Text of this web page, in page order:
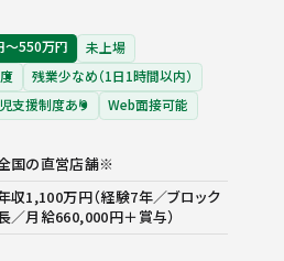
〜550万円
未上場
残業少なめ（1日1時間以内）
支援制度あり Web面接可能
国の直営店舗※
収1,100万円（経験7年／ブロック
／月給660,000円＋賞与）